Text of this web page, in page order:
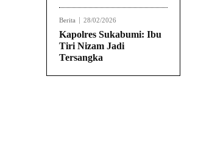
Berita 28/02/2026
Kapolres Sukabumi: Ibu
Tiri Nizam Jadi
Tersangka